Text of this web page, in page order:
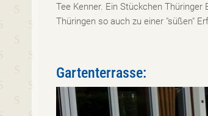
Tee Kenner. Ein Stückchen
Thüringen so auch zu einer "süßen"
Gartenterrasse: